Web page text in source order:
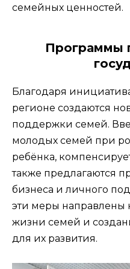
семейных ценностей.
Программы
Благодаря
регионе создаются
поддержки семей.
молодых семей при
ребёнка,
также предлагаются
бизнеса и личного
эти меры направлены
жизни семей и
для их развития.